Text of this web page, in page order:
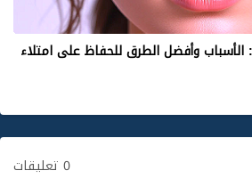
الأسباب وأفضل الطرق للحفاظ على امتلاء
0 تعليقات